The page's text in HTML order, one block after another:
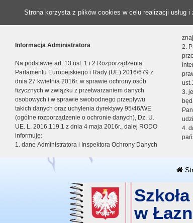
Strona korzysta z plików cookies w celu realizacji usług i
Informacja Administratora
Na podstawie art. 13 ust. 1 i 2 Rozporządzenia
Parlamentu Europejskiego i Rady (UE) 2016/679 z
dnia 27 kwietnia 2016r. w sprawie ochrony osób
fizycznych w związku z przetwarzaniem danych
osobowych i w sprawie swobodnego przepływu
takich danych oraz uchylenia dyrektywy 95/46/WE
(ogólne rozporządzenie o ochronie danych), Dz. U.
UE. L. 2016.119.1 z dnia 4 maja 2016r., dalej RODO
informuję:
1. dane Administratora i Inspektora Ochrony Danych
2.
3.
4.
w